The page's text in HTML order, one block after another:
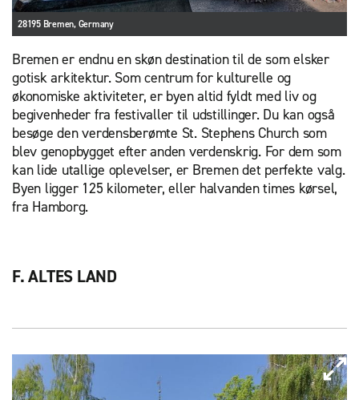
28195 Bremen, Germany
Bremen er endnu en skøn destination til de som elsker
gotisk arkitektur. Som centrum for kulturelle og
økonomiske aktiviteter, er byen altid fyldt med liv og
begivenheder fra festivaller til udstillinger. Du kan også
besøge den verdensberømte St. Stephens Church som
blev genopbygget efter anden verdenskrig. For dem som
kan lide utallige oplevelser, er Bremen det perfekte valg.
Byen ligger 125 kilometer, eller halvanden times kørsel,
fra Hamborg.
F. ALTES LAND